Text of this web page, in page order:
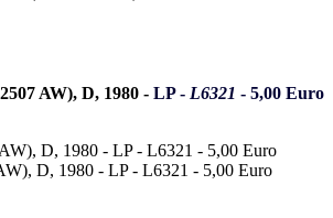
AW), D, 1980 - LP - L6321 - 5,00 Euro